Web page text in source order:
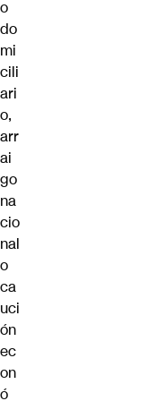
o
do
mi
cili
ari
o,
arr
ai
go
na
cio
nal
o
ca
uci
ón
ec
on
ó